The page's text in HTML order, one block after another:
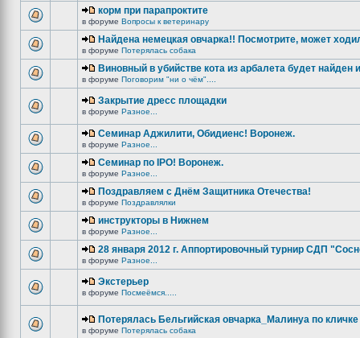
корм при парапроктите
в форуме Вопросы к ветеринару
Найдена немецкая овчарка!! Посмотрите, может
в форуме Потерялась собака
Виновный в убийстве кота из арбалета будет найден
в форуме Поговорим "ни о чём"....
Закрытие дресс площадки
в форуме Разное...
Семинар Аджилити, Обидиенс! Воронеж.
в форуме Разное...
Семинар по IPO! Воронеж.
в форуме Разное...
Поздравляем с Днём Защитника Отечества!
в форуме Поздравлялки
инструкторы в Нижнем
в форуме Разное...
28 января 2012 г. Аппортировочный турнир СДП
в форуме Разное...
Экстерьер
в форуме Посмеёмся.....
Потерялась Бельгийская овчарка_Малинуа по
в форуме Потерялась собака